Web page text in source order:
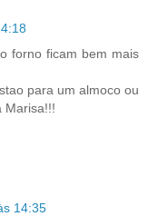
forno ficam bem mais
para um almoco ou
Marisa!!!
14:35